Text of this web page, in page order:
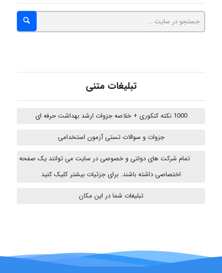
nima5534
Shamim.khojasteh74
ARAMOH12002
تبلیغات متنی
1000 نکته کنکوری + خلاصه جزوات ارشد بهداشت حرفه ای
جزوات و سوالات تستی آزمون استخدامی
تمام شرکت های دولتی و خصوصی در سایت می توانند یک صفحه
اختصاصی داشته باشند. برای جزئیات بیشتر کلیک کنید
تبلیغات شما در این مکان